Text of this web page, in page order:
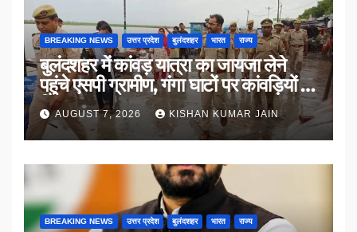
BREAKING NEWS उत्तर प्रदेश बुलंदशहर भारत राज्य
बुलंदशहर में कांवड़ यात्रा का जायजा लेने
पहुंचे एसपी ग्रामीण, गंगा घाटों पर कांवड़ियों से
किया संवाद
AUGUST 7, 2026 KISHAN KUMAR JAIN
BREAKING NEWS उत्तर प्रदेश बुलंदशहर भारत राज्य